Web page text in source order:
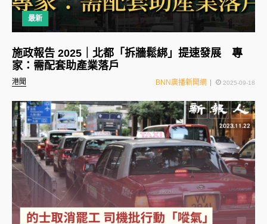
最新
港聞
施政報告 2025｜北都「拆牆鬆綁」提速發展 專
家：需配套助產業落戶
BNN廣播新聞網 2025-09-18